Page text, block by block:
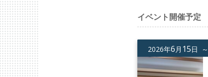
イベント開催予定
2026年6月 15日 ～